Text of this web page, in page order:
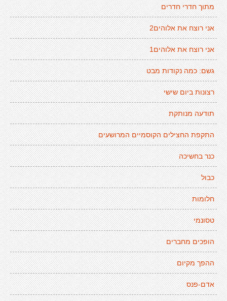
מתוך חדרי חדרים
אני רוצח את אלוהים2
אני רוצח את אלוהים1
גשם: כמה נקודות מבט
רצונות ביום שישי
תודעה מנותקת
התקפת החצילים הקוסמיים המרושעים
כנר בחשיכה
כבול
חלומות
טסונמי
הופכים מחברים
ההפך מקיום
אדם-פנס